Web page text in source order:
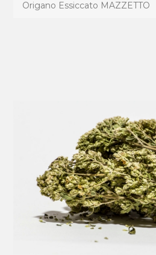
Origano Essiccato MAZZETTO